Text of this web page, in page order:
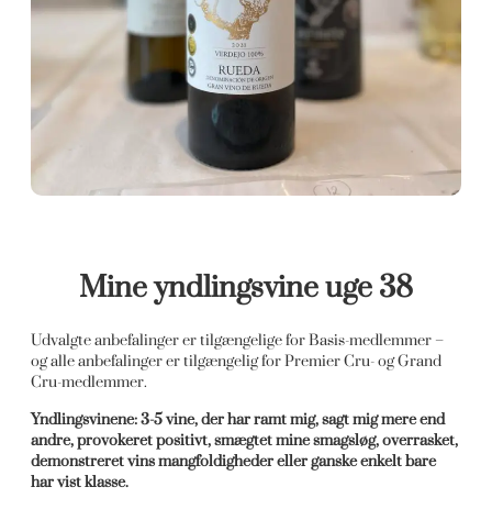
Mine yndlingsvine uge 38
Udvalgte anbefalinger er tilgængelige for Basis-medlemmer –
og alle anbefalinger er tilgængelig for Premier Cru- og Grand
Cru-medlemmer.
Yndlingsvinene: 3-5 vine, der har ramt mig, sagt mig mere end
andre, provokeret positivt, smægtet mine smagsløg, overrasket,
demonstreret vins mangfoldigheder eller ganske enkelt bare
har vist klasse.